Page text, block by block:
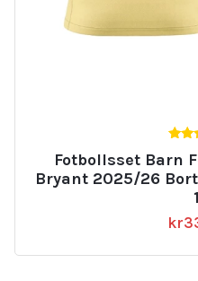
Fotbollsset Barn
Bryant 2025/26
kr